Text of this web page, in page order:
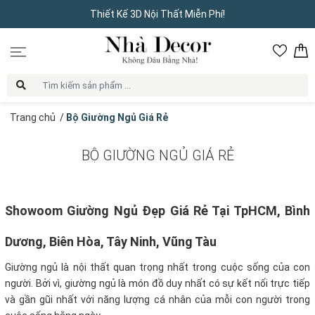
Thiết Kế 3D Nội Thất Miễn Phí!
Trang chủ / Bộ Giường Ngủ Giá Rẻ
BỘ GIƯỜNG NGỦ GIÁ RẺ
Showoom Giường Ngủ Đẹp Giá Rẻ Tại TpHCM, Bình
Dương, Biên Hòa, Tây Ninh, Vũng Tàu
Giường ngủ là nội thất quan trọng nhất trong cuộc sống của con
người. Bởi vì, giường ngủ là món đồ duy nhất có sự kết nối trực tiếp
và gần gũi nhất với năng lượng cá nhân của mỗi con người trong